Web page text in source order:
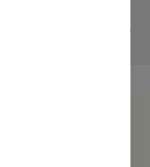
empfehlen! Die Mitarbeitenden